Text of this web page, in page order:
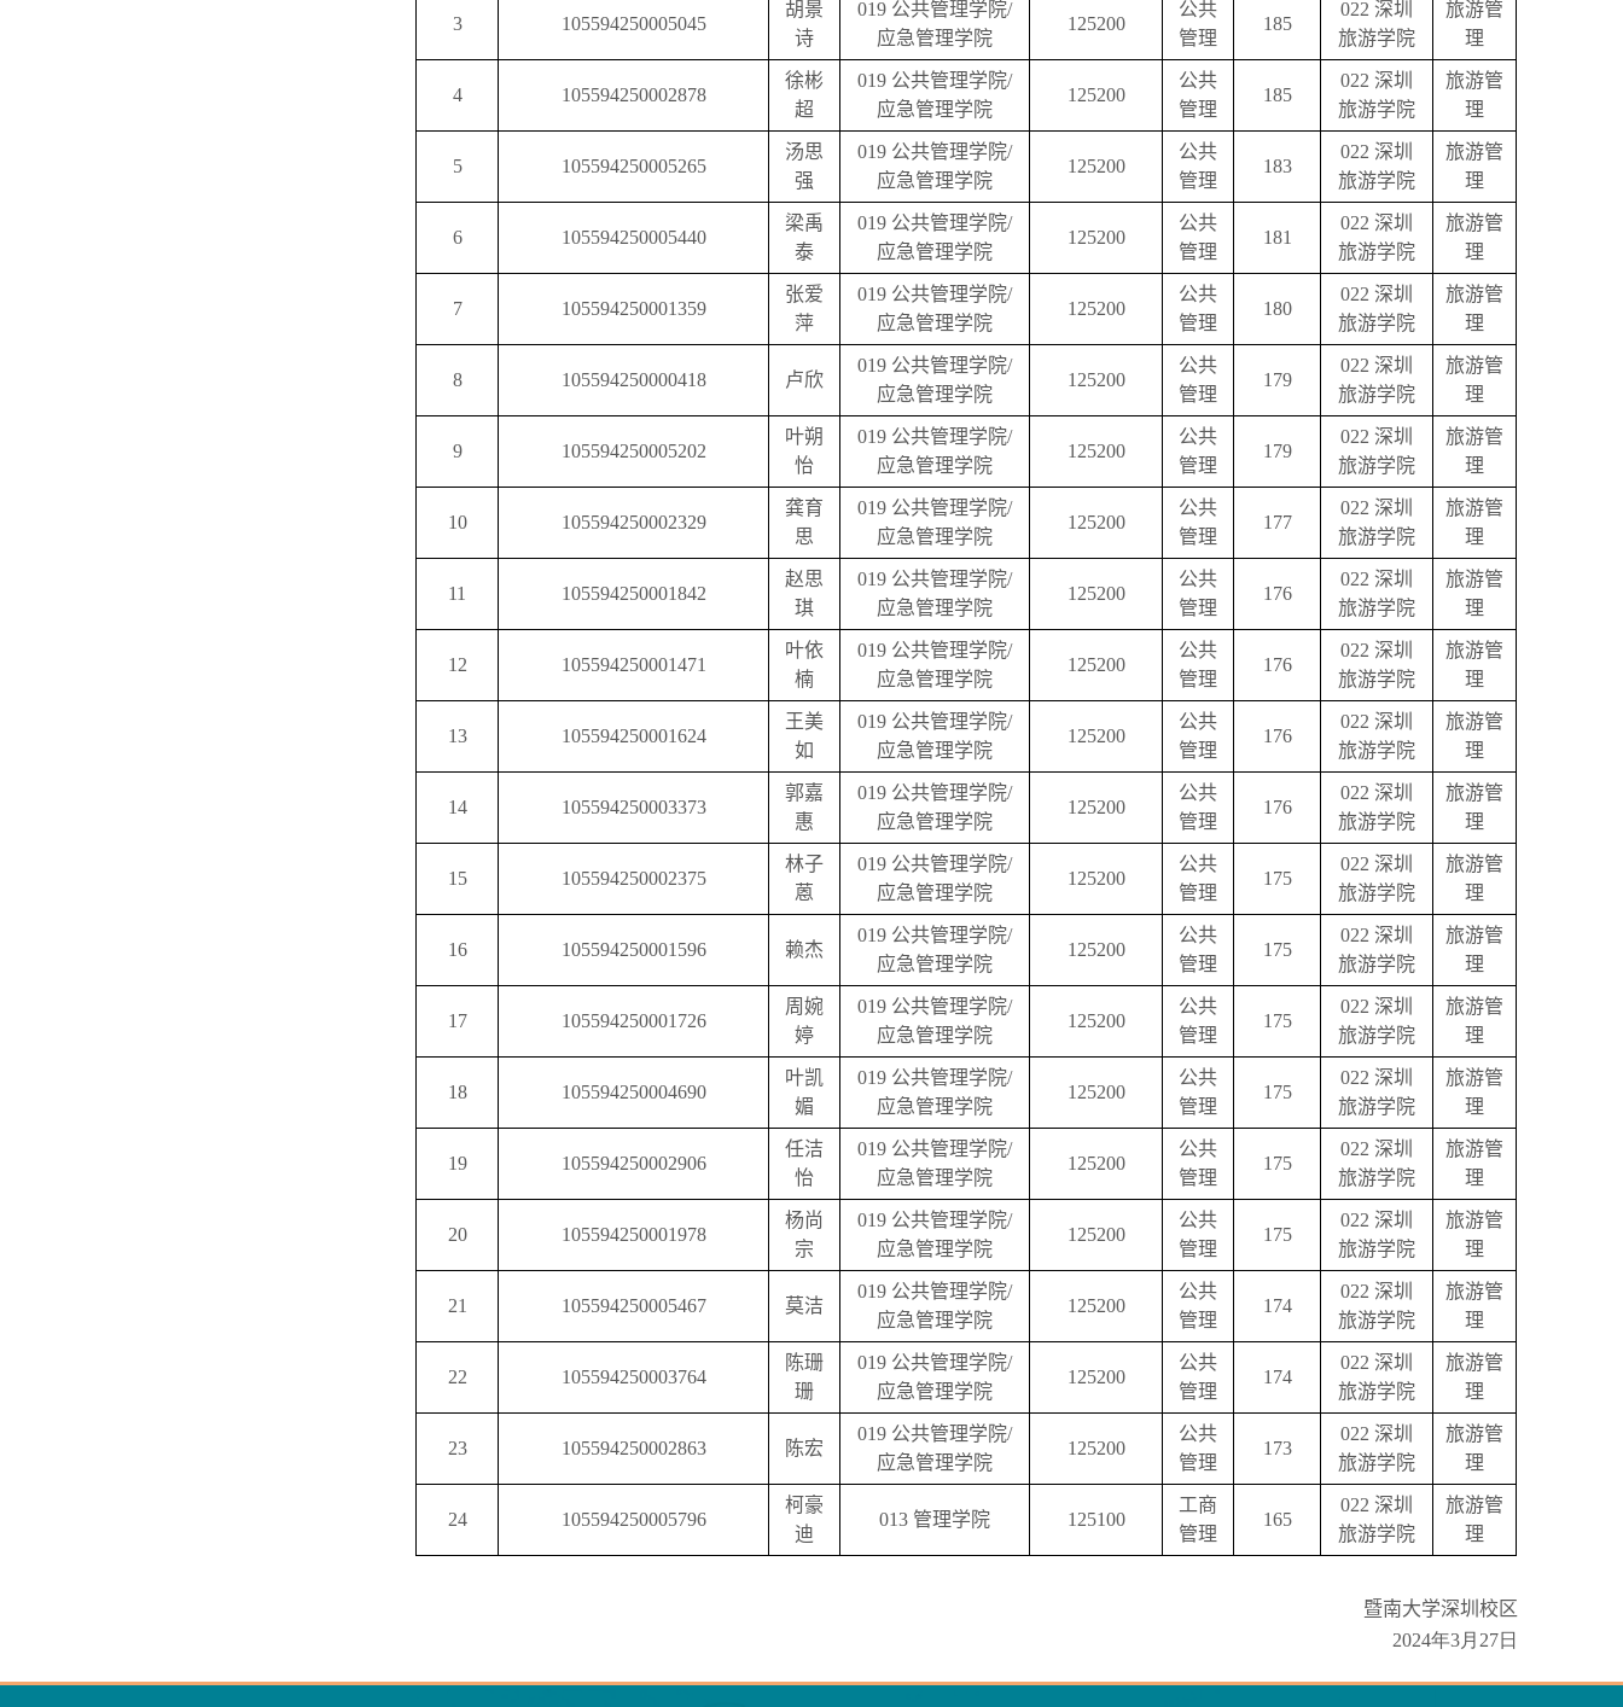
3 105594250005045
胡景
诗
019 公共管理学院/
应急管理学院
125200
公共
管理
185
022深圳
旅游学院
旅游管
理
4 105594250002878
徐彬
超
019 公共管理学院/
应急管理学院
125200
公共
管理
185
022深圳
旅游学院
旅游管
理
5 105594250005265
汤思
强
019 公共管理学院/
应急管理学院
125200
公共
管理
183
022深圳
旅游学院
旅游管
理
6 105594250005440
梁禹
泰
019 公共管理学院/
应急管理学院
125200
公共
管理
181
022深圳
旅游学院
旅游管
理
7 105594250001359
张爱
萍
019 公共管理学院/
应急管理学院
125200
公共
管理
180
022深圳
旅游学院
旅游管
理
8 105594250000418 卢欣
019 公共管理学院/
应急管理学院
125200
公共
管理
179
022深圳
旅游学院
旅游管
理
9 105594250005202
叶朔
怡
019 公共管理学院/
应急管理学院
125200
公共
管理
179
022深圳
旅游学院
旅游管
理
10 105594250002329
龚育
思
019 公共管理学院/
应急管理学院
125200
公共
管理
177
022深圳
旅游学院
旅游管
理
11 105594250001842
赵思
琪
019 公共管理学院/
应急管理学院
125200
公共
管理
176
022深圳
旅游学院
旅游管
理
12 105594250001471
叶依
楠
019 公共管理学院/
应急管理学院
125200
公共
管理
176
022深圳
旅游学院
旅游管
理
13 105594250001624
王美
如
019 公共管理学院/
应急管理学院
125200
公共
管理
176
022深圳
旅游学院
旅游管
理
14 105594250003373
郭嘉
惠
019 公共管理学院/
应急管理学院
125200
公共
管理
176
022深圳
旅游学院
旅游管
理
15 105594250002375
林子
蒽
019 公共管理学院/
应急管理学院
125200
公共
管理
175
022深圳
旅游学院
旅游管
理
16 105594250001596 赖杰
019 公共管理学院/
应急管理学院
125200
公共
管理
175
022深圳
旅游学院
旅游管
理
17 105594250001726
周婉
婷
019 公共管理学院/
应急管理学院
125200
公共
管理
175
022深圳
旅游学院
旅游管
理
18 105594250004690
叶凯
媚
019 公共管理学院/
应急管理学院
125200
公共
管理
175
022深圳
旅游学院
旅游管
理
19 105594250002906
任洁
怡
019 公共管理学院/
应急管理学院
125200
公共
管理
175
022深圳
旅游学院
旅游管
理
20 105594250001978
杨尚
宗
019 公共管理学院/
应急管理学院
125200
公共
管理
175
022深圳
旅游学院
旅游管
理
21 105594250005467 莫洁
019 公共管理学院/
应急管理学院
125200
公共
管理
174
022深圳
旅游学院
旅游管
理
22 105594250003764
陈珊
珊
019 公共管理学院/
应急管理学院
125200
公共
管理
174
022深圳
旅游学院
旅游管
理
23 105594250002863 陈宏
019 公共管理学院/
应急管理学院
125200
公共
管理
173
022深圳
旅游学院
旅游管
理
24 105594250005796
柯豪
迪
013 管理学院 125100
工商
管理
165
022深圳
旅游学院
旅游管
理
暨南大学深圳校区
2024年3月27日